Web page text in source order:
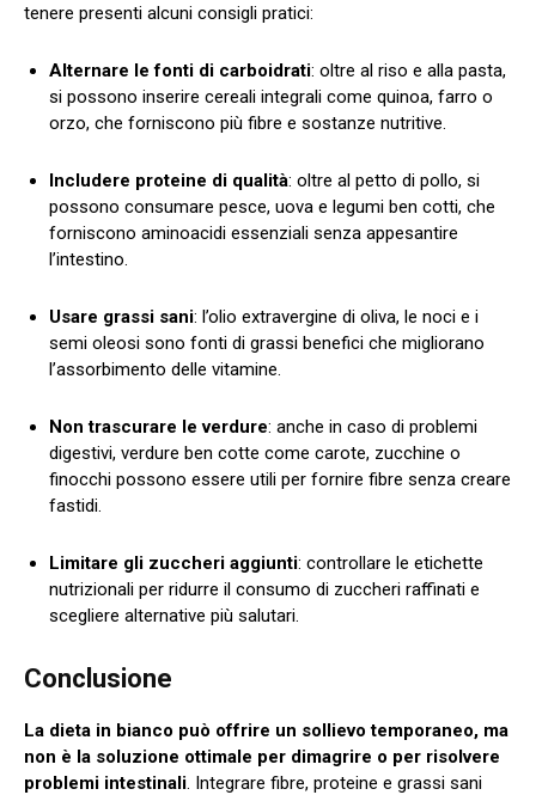
tenere presenti alcuni consigli pratici:
Alternare le fonti di carboidrati: oltre al riso e alla pasta,
si possono inserire cereali integrali come quinoa, farro o
orzo, che forniscono più fibre e sostanze nutritive.
Includere proteine di qualità: oltre al petto di pollo, si
possono consumare pesce, uova e legumi ben cotti, che
forniscono aminoacidi essenziali senza appesantire
l’intestino.
Usare grassi sani: l’olio extravergine di oliva, le noci e i
semi oleosi sono fonti di grassi benefici che migliorano
l’assorbimento delle vitamine.
Non trascurare le verdure: anche in caso di problemi
digestivi, verdure ben cotte come carote, zucchine o
finocchi possono essere utili per fornire fibre senza creare
fastidi.
Limitare gli zuccheri aggiunti: controllare le etichette
nutrizionali per ridurre il consumo di zuccheri raffinati e
scegliere alternative più salutari.
Conclusione
La dieta in bianco può offrire un sollievo temporaneo, ma
non è la soluzione ottimale per dimagrire o per risolvere
problemi intestinali. Integrare fibre, proteine e grassi sani